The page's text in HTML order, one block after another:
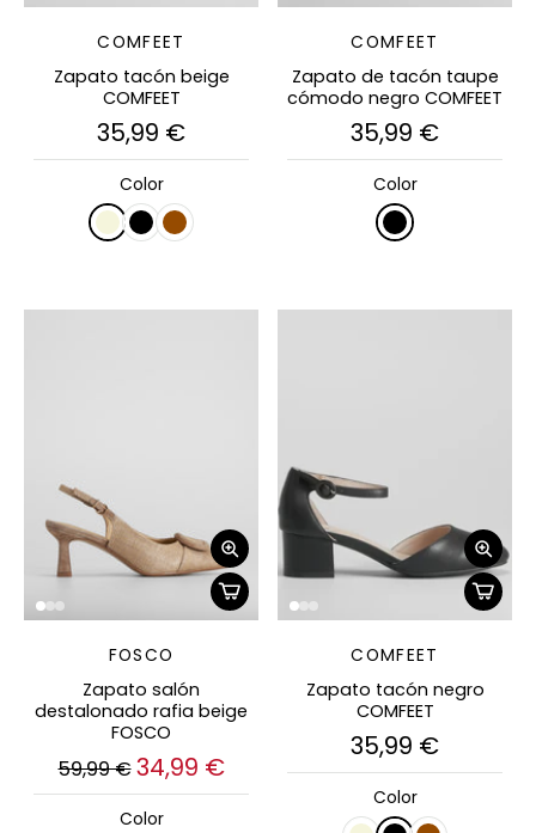
COMFEET
Zapato tacón beige
COMFEET
35,99 €
Color
COMFEET
Zapato de tacón taupe
cómodo negro COMFEET
35,99 €
Color
FOSCO
Zapato salón
destalonado rafia beige
FOSCO
59,99 €34,99 €
Color
COMFEET
Zapato tacón negro
COMFEET
35,99 €
Color